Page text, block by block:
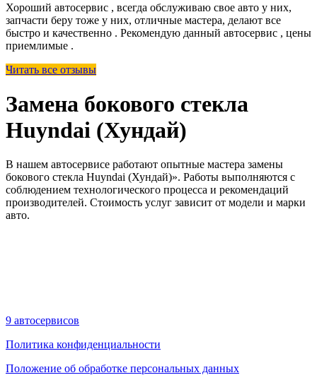
Хороший автосервис , всегда обслуживаю свое авто у них,
запчасти беру тоже у них, отличные мастера, делают все
быстро и качественно . Рекомендую данный автосервис , цены
приемлимые .
Читать все отзывы
Замена бокового стекла
Huyndai (Хундай)
В нашем автосервисе работают опытные мастера замены
бокового стекла Huyndai (Хундай)». Работы выполняются с
соблюдением технологического процесса и рекомендаций
производителей. Стоимость услуг зависит от модели и марки
авто.
9 автосервисов
Политика конфиденциальности
Положение об обработке персональных данных